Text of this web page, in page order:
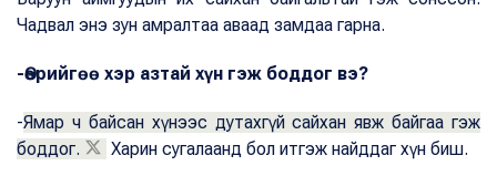
Чадвал энэ зун амралтаа аваад замдаа гарна.
-Өөрийгөө хэр азтай хүн гэж боддог вэ?
-Ямар ч байсан хүнээс дутахгүй сайхан явж байгаа гэж
боддог.
Харин сугалаанд бол итгэж найддаг хүн биш.